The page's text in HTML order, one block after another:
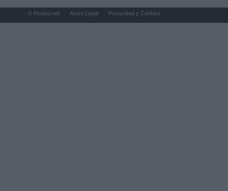
© Kiosko.net Aviso Legal Privacidad y Cookies